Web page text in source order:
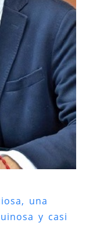
una
y casi